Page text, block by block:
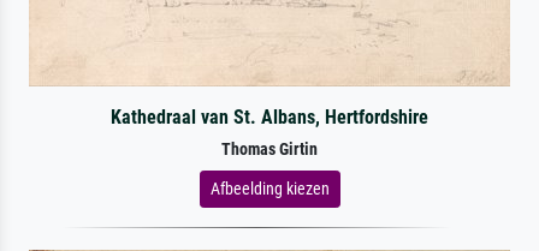
Kathedraal van St. Albans, Hertfordshire
Thomas Girtin
Afbeelding kiezen